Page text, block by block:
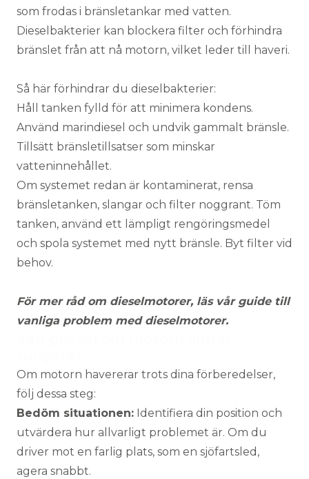
som frodas i bränsletankar med vatten.
Dieselbakterier kan blockera filter och förhindra
bränslet från att nå motorn, vilket leder till haveri.
Så här förhindrar du dieselbakterier:
Håll tanken fylld för att minimera kondens.
Använd marindiesel och undvik gammalt bränsle.
Tillsätt bränsletillsatser som minskar
vatteninnehållet.
Om systemet redan är kontaminerat, rensa
bränsletanken, slangar och filter noggrant. Töm
tanken, använd ett lämpligt rengöringsmedel
och spola systemet med nytt bränsle. Byt filter vid
behov.
För mer råd om dieselmotorer, läs vår guide till
vanliga problem med dieselmotorer.
Om motorn havererar trots dina förberedelser,
följ dessa steg:
Bedöm situationen: Identifiera din position och
utvärdera hur allvarligt problemet är. Om du
driver mot en farlig plats, som en sjöfartsled,
agera snabbt.